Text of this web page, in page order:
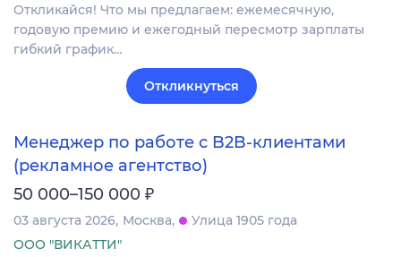
Откликайся! Что мы предлагаем: ежемесячную,
годовую премию и ежегодный пересмотр зарплаты
гибкий график…
Откликнуться
Менеджер по работе с B2B-клиентами
(рекламное агентство)
50 000–150 000 ₽
03 августа 2026 Москва
Улица 1905 года
ООО "ВИКАТТИ"